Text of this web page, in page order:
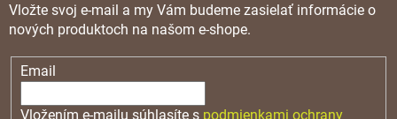
Vložte svoj e-mail a my Vám budeme zasielať informácie o
nových produktoch na našom e-shope.
Email
Vložením e-mailu súhlasíte s podmienkami ochrany